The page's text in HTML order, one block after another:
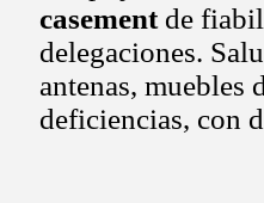
casementde
delegaciones.
antenas, muebles
deficiencias, con